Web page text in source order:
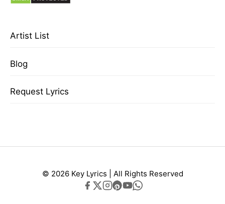
Artist List
Blog
Request Lyrics
© 2026 Key Lyrics | All Rights Reserved